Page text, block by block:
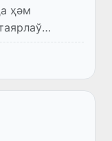
ҳәм
2-басқыш